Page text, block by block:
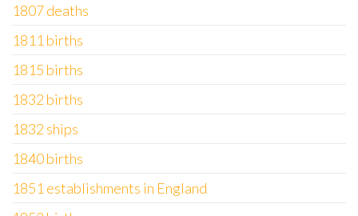
1807 deaths
1811 births
1815 births
1832 births
1832 ships
1840 births
1851 establishments in England